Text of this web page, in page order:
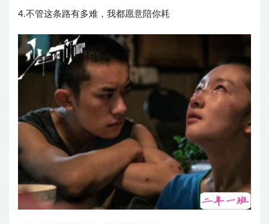
4.不管这条路有多难，我都愿意陪你耗